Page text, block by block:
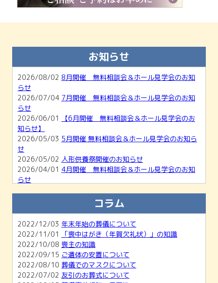
お知らせ
2026/08/02 8月開催 無料相談会＆ホール見学会のお知
らせ
2026/07/04 7月開催 無料相談会＆ホール見学会のお知
らせ
2026/06/01
【6月開催 無料相談会＆ホール見学会のお
知らせ】
2026/05/03 5月開催 無料相談会＆ホール見学会のお知ら
せ
2026/05/02 人形供養祭開催のお知らせ
2026/04/01 4月開催 無料相談会＆ホール見学会のお知
らせ
【2月開催】無料相談会＆ホール見学会のご
案内
2026/01/04 1月無料相談会＆ホール見学会のお知らせ
2025/11/30 12月無料相談会＆ホール見学会のお知らせ
コラム
2022/12/03 年末年始の葬儀について
2022/11/01
「喪中はがき（年賀欠礼状）」の知識
2022/10/08 喪主の知識
2022/09/15 ご遺体の安置について
2022/08/10 葬儀でのマスクについて
2022/07/02 友引のお葬式について